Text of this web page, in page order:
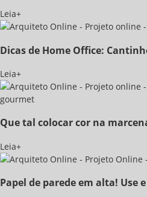
Leia+
Dicas de Home Office:
Leia+
Que tal colocar cor na
Leia+
Papel de parede em alta! Use